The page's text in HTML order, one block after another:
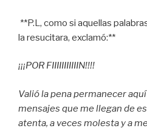
**P.L, como si aquellas
la resucitara, exclamó:**
¡¡¡POR FIIIIIIIIIIIN!!!!
Valió la pena permanecer
mensajes que me llegan de
atenta, a veces molesta y a